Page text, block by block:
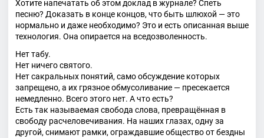
Хотите напечатать об этом доклад в журнале? Спеть
песню? Доказать в конце концов, что быть шлюхой — это
нормально и даже необходимо? Это и есть описанная выше
технология. Она опирается на вседозволенность.
Нет табу.
Нет ничего святого.
Нет сакральных понятий, само обсуждение которых
запрещено, а их грязное обмусоливание — пресекается
немедленно. Всего этого нет. А что есть?
Есть так называемая свобода слова, превращённая в
свободу расчеловечивания. На наших глазах, одну за
другой, снимают рамки, ограждавшие общество от бездны